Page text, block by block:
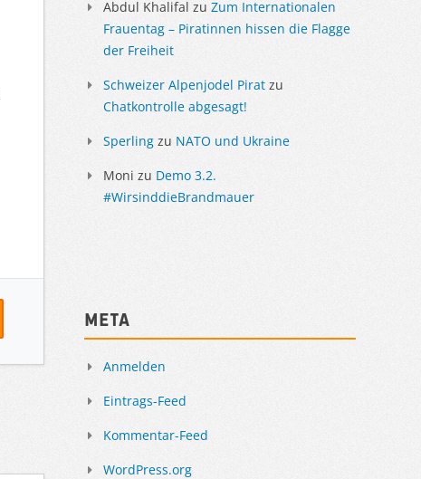
Abdul Khalifal zu Zum Internationalen
Frauentag – Piratinnen hissen die Flagge
der Freiheit
Schweizer Alpenjodel Pirat zu
Chatkontrolle abgesagt!
Sperling zu NATO und Ukraine
Moni zu Demo 3.2.
#WirsinddieBrandmauer
Meta
Anmelden
Eintrags-Feed
Kommentar-Feed
WordPress.org